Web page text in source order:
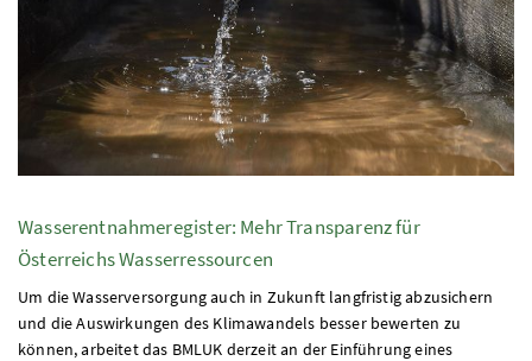
Wasserentnahmeregister: Mehr Transparenz für
Österreichs Wasserressourcen
Um die Wasserversorgung auch in Zukunft langfristig abzusichern
und die Auswirkungen des Klimawandels besser bewerten zu
können, arbeitet das BMLUK derzeit an der Einführung eines